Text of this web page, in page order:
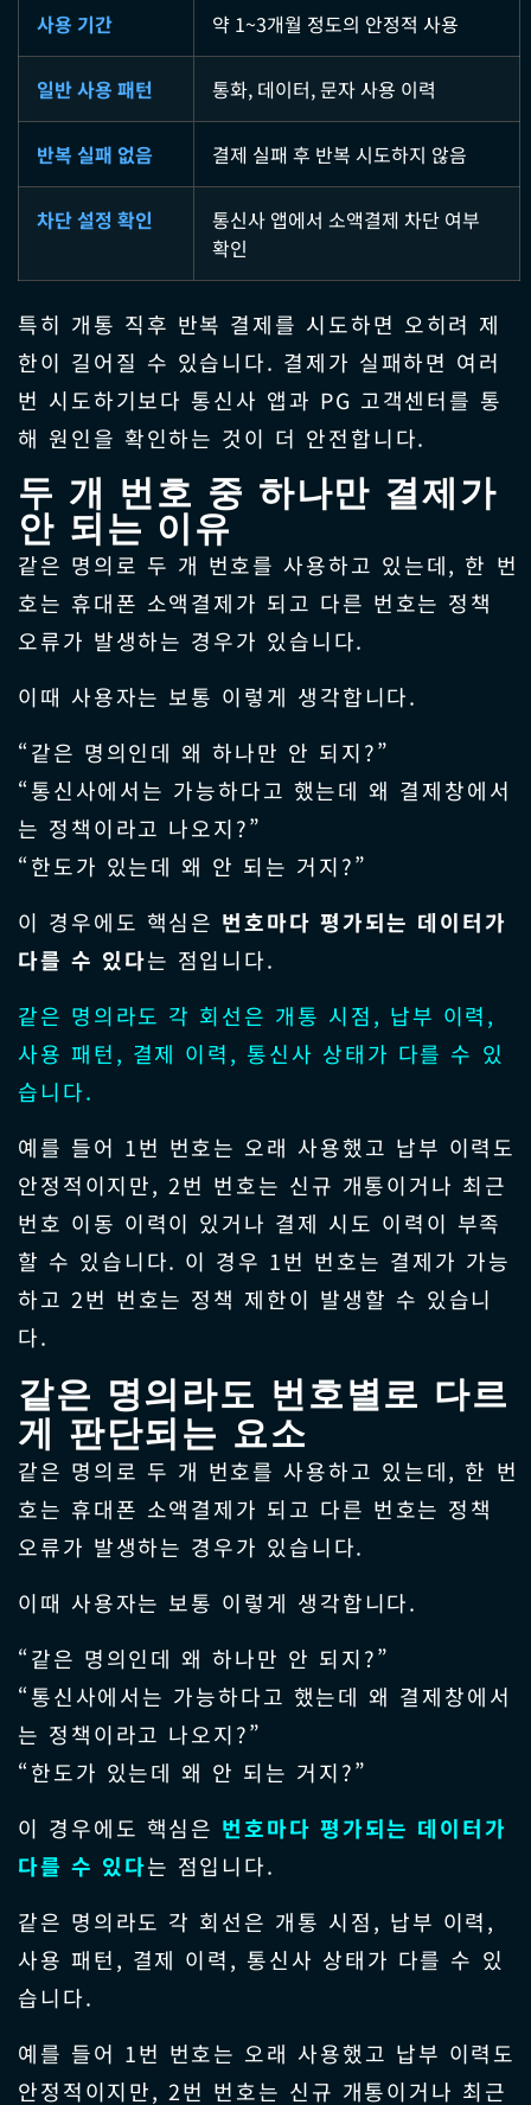
사용 기간 약 1~3개월 정도의 안정적 사용
일반 사용 패턴 통화, 데이터, 문자 사용 이력
반복 실패 없음 결제 실패 후 반복 시도하지 않음
차단 설정 확인
통신사 앱에서 소액결제 차단 여부
확인
특히 개통 직후 반복 결제를 시도하면 오히려 제
한이 길어질 수 있습니다. 결제가 실패하면 여러
번 시도하기보다 통신사 앱과 PG 고객센터를 통
해 원인을 확인하는 것이 더 안전합니다.
두 개 번호 중 하나만 결제가
안 되는 이유
같은 명의로 두 개 번호를 사용하고 있는데, 한 번
호는 휴대폰 소액결제가 되고 다른 번호는 정책
오류가 발생하는 경우가 있습니다.
이때 사용자는 보통 이렇게 생각합니다.
“같은 명의인데 왜 하나만 안 되지?”
“통신사에서는 가능하다고 했는데 왜 결제창에서
는 정책이라고 나오지?”
“한도가 있는데 왜 안 되는 거지?”
이 경우에도 핵심은 번호마다 평가되는 데이터가
다를 수 있다는 점입니다.
같은 명의라도 각 회선은 개통 시점, 납부 이력,
사용 패턴, 결제 이력, 통신사 상태가 다를 수 있
습니다.
예를 들어 1번 번호는 오래 사용했고 납부 이력도
안정적이지만, 2번 번호는 신규 개통이거나 최근
번호 이동 이력이 있거나 결제 시도 이력이 부족
할 수 있습니다. 이 경우 1번 번호는 결제가 가능
하고 2번 번호는 정책 제한이 발생할 수 있습니
다.
같은 명의라도 번호별로 다르
게 판단되는 요소
같은 명의로 두 개 번호를 사용하고 있는데, 한 번
호는 휴대폰 소액결제가 되고 다른 번호는 정책
오류가 발생하는 경우가 있습니다.
이때 사용자는 보통 이렇게 생각합니다.
“같은 명의인데 왜 하나만 안 되지?”
“통신사에서는 가능하다고 했는데 왜 결제창에서
는 정책이라고 나오지?”
“한도가 있는데 왜 안 되는 거지?”
이 경우에도 핵심은 번호마다 평가되는 데이터가
다를 수 있다는 점입니다.
같은 명의라도 각 회선은 개통 시점, 납부 이력,
사용 패턴, 결제 이력, 통신사 상태가 다를 수 있
습니다.
예를 들어 1번 번호는 오래 사용했고 납부 이력도
안정적이지만, 2번 번호는 신규 개통이거나 최근